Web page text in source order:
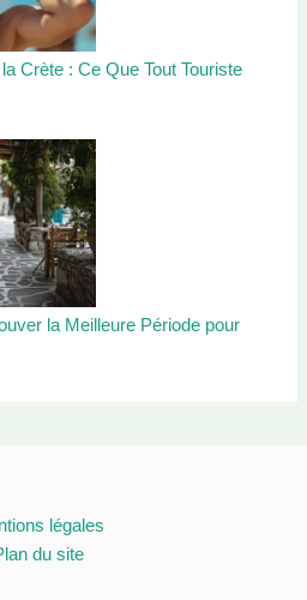
Crète : Ce Que Tout Touriste
la Meilleure Période pour
légales
du site